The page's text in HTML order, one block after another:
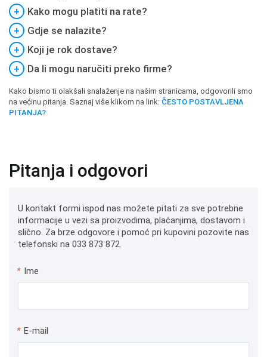
+
Kako mogu platiti na rate?
+
Gdje se nalazite?
+
Koji je rok dostave?
+
Da li mogu naručiti preko firme?
Kako bismo ti olakšali snalaženje na našim stranicama, odgovorili smo
na većinu pitanja. Saznaj više klikom na link: ČESTO POSTAVLJENA
PITANJA?
Pitanja i odgovori
U kontakt formi ispod nas možete pitati za sve potrebne
informacije u vezi sa proizvodima, plaćanjima, dostavom i
slično. Za brze odgovore i pomoć pri kupovini pozovite nas
telefonski na 033 873 872.
* Ime
* E-mail